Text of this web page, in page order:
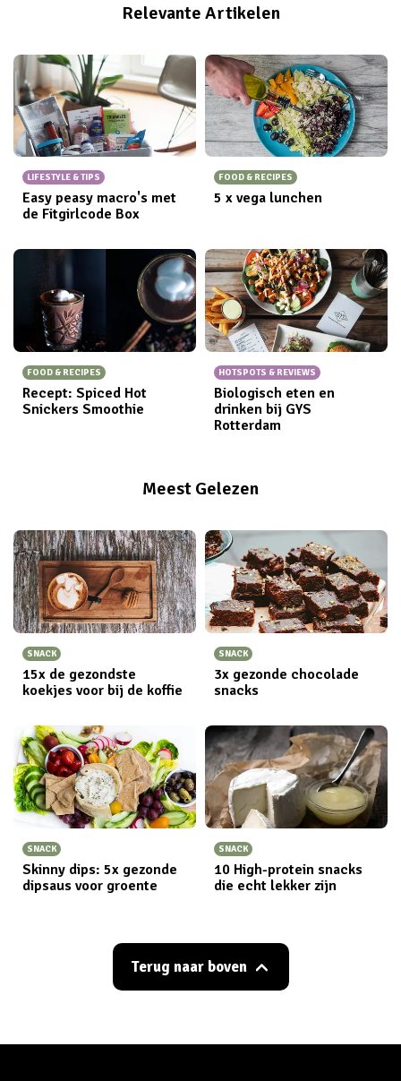
Relevante Artikelen
LIFESTYLE & TIPS
Easy peasy macro's met
de Fitgirlcode Box
FOOD & RECIPES
5 x vega lunchen
FOOD & RECIPES
Recept: Spiced Hot
Snickers Smoothie
HOTSPOTS & REVIEWS
Biologisch eten en
drinken bij GYS
Rotterdam
Meest Gelezen
SNACK
15x de gezondste
koekjes voor bij de koffie
SNACK
3x gezonde chocolade
snacks
SNACK
Skinny dips: 5x gezonde
dipsaus voor groente
SNACK
10 High-protein snacks
die echt lekker zijn
Terug naar boven